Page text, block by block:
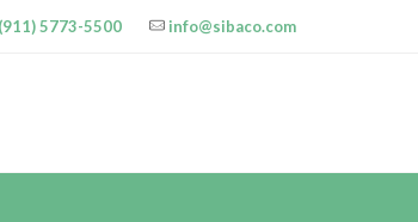
5773-5500 info@sibaco.com